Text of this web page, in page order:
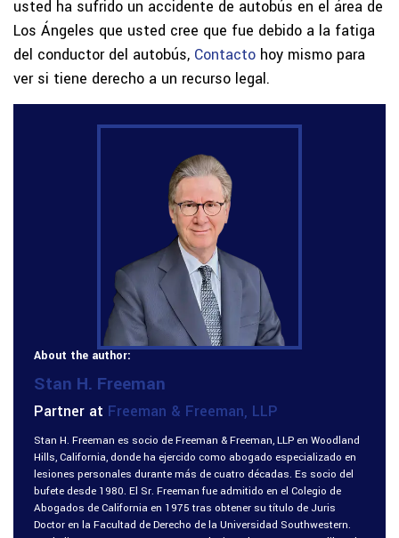
usted ha sufrido un accidente de autobús en el área de
Los Ángeles que usted cree que fue debido a la fatiga
del conductor del autobús, Contacto hoy mismo para
ver si tiene derecho a un recurso legal.
About the author:
Stan H. Freeman
Partner at Freeman & Freeman, LLP
Stan H. Freeman es socio de Freeman & Freeman, LLP en Woodland
Hills, California, donde ha ejercido como abogado especializado en
lesiones personales durante más de cuatro décadas. Es socio del
bufete desde 1980. El Sr. Freeman fue admitido en el Colegio de
Abogados de California en 1975 tras obtener su título de Juris
Doctor en la Facultad de Derecho de la Universidad Southwestern.